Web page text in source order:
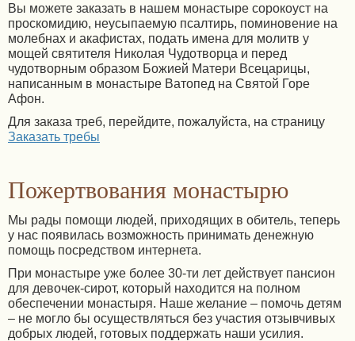
Вы можете заказать в нашем монастыре сорокоуст на
проскомидию, неусыпаемую псалтирь, поминовение на
молебнах и акафистах, подать имена для молитв у
мощей святителя Николая Чудотворца и перед
чудотворным образом Божией Матери Всецарицы,
написанным в монастыре Ватопед на Святой Горе
Афон.
Для заказа треб, перейдите, пожалуйста, на страницу
Заказать требы
Пожертвования монастырю
Мы рады помощи людей, приходящих в обитель, теперь
у нас появилась возможность принимать денежную
помощь посредством интернета.
При монастыре уже более 30-ти лет действует пансион
для девочек-сирот, который находится на полном
обеспечении монастыря. Наше желание – помочь детям
– не могло бы осуществляться без участия отзывчивых
добрых людей, готовых поддержать наши усилия.